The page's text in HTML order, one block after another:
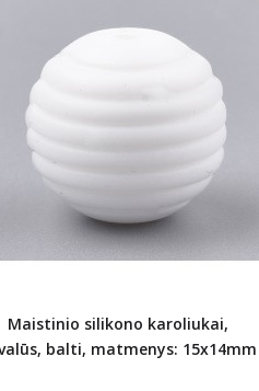
Maistinio silikono karoliukai,
balti, matmenys: 15x14mm